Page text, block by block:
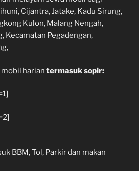
Cijantra, Jatake, Kadu Sirung,
Kulon, Malang Nengah,
Kecamatan Pegadengan,
harian termasuk sopir:
BBM, Tol, Parkir dan makan